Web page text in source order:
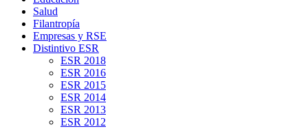
Salud
Filantropía
Empresas y RSE
Distintivo ESR
ESR 2018
ESR 2016
ESR 2015
ESR 2014
ESR 2013
ESR 2012